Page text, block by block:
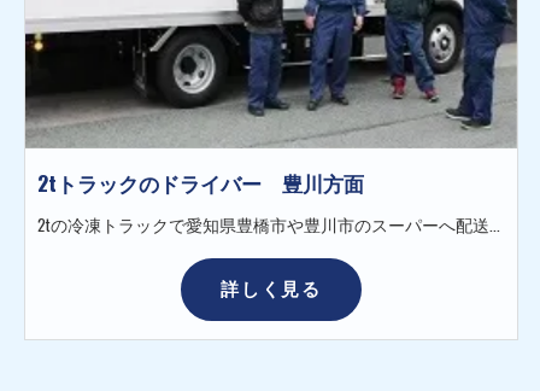
2tトラックのドライバー 豊川方面
詳しく見る